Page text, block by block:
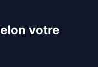
votre